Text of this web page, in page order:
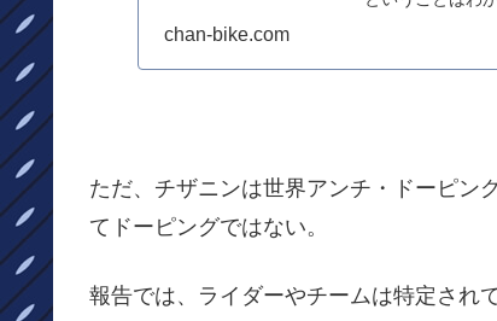
chan-bike.com
ただ、チザニンは世界アンチ・ドーピン
てドーピングではない。
報告では、ライダーやチームは特定され